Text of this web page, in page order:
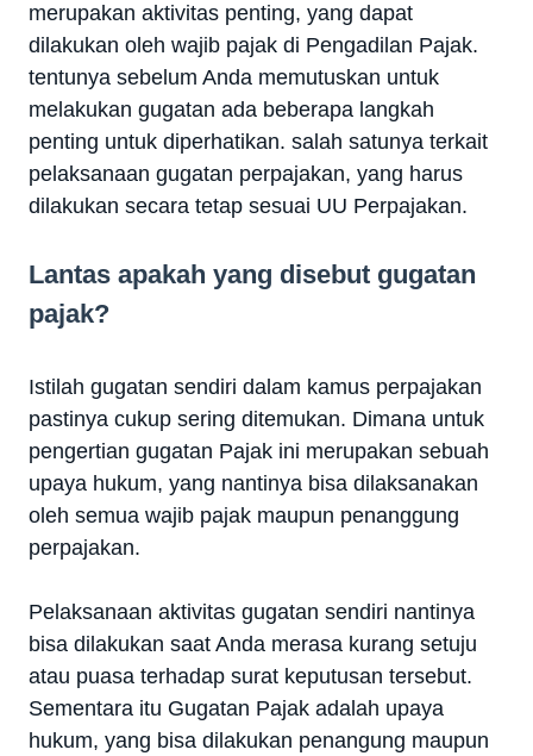
merupakan aktivitas penting, yang dapat
dilakukan oleh wajib pajak di Pengadilan Pajak.
tentunya sebelum Anda memutuskan untuk
melakukan gugatan ada beberapa langkah
penting untuk diperhatikan. salah satunya terkait
pelaksanaan gugatan perpajakan, yang harus
dilakukan secara tetap sesuai UU Perpajakan.
Lantas apakah yang disebut gugatan
pajak?
Istilah gugatan sendiri dalam kamus perpajakan
pastinya cukup sering ditemukan. Dimana untuk
pengertian gugatan Pajak ini merupakan sebuah
upaya hukum, yang nantinya bisa dilaksanakan
oleh semua wajib pajak maupun penanggung
perpajakan.
Pelaksanaan aktivitas gugatan sendiri nantinya
bisa dilakukan saat Anda merasa kurang setuju
atau puasa terhadap surat keputusan tersebut.
Sementara itu Gugatan Pajak adalah upaya
hukum, yang bisa dilakukan penangung maupun